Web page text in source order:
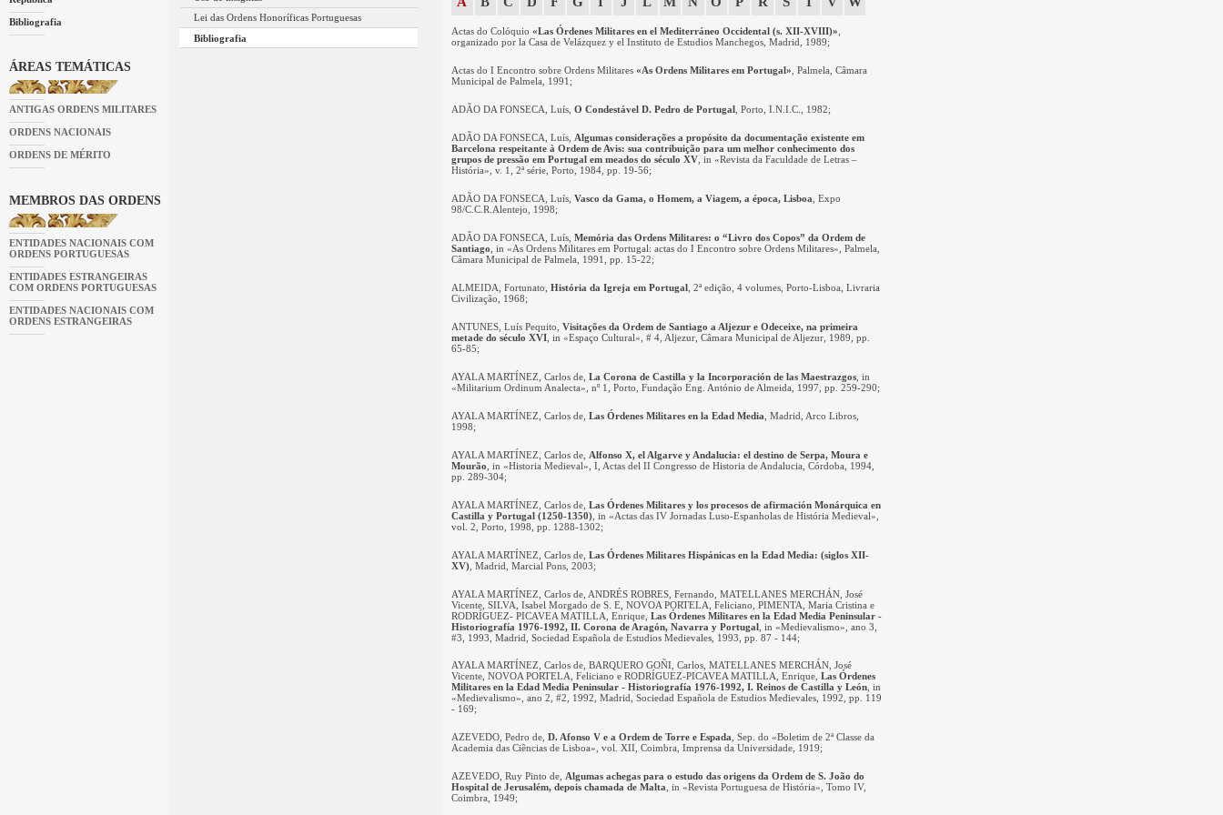
Bibliografia
ÁREAS TEMÁTICAS
ANTIGAS ORDENS MILITARES
ORDENS NACIONAIS
ORDENS DE MÉRITO
MEMBROS DAS ORDENS
ENTIDADES NACIONAIS COM
ORDENS PORTUGUESAS
ENTIDADES ESTRANGEIRAS
COM ORDENS PORTUGUESAS
ENTIDADES NACIONAIS COM
ORDENS ESTRANGEIRAS
Lei das Ordens Honoríficas Portuguesas
Bibliografia
Actas do Colóquio «Las Órdenes Militares en el Mediterráneo Occidental (s. XII-XVIII)»
organizado por la Casa de Velázquez y el Instituto de Estudios Manchegos, Madrid, 1989;
Actas do I Encontro sobre Ordens Militares «As Ordens Militares em Portugal» , Palmela, Câmara
Municipal de Palmela, 1991 ;
ADÃO DA FONSECA, Luís,O Condestável D. Pedro de Portugal , Porto, I.N.I.C., 1982;
ADÃO DA FONSECA, Luís, Algumas considerações a propósito da documentação existente em
Barcelona respeitante à Ordem de Avis: sua contribuição para um melhor conhecimento dos
grupos de pressão em Portugal em meados do século XV , in «Revista da Faculdade de Letras –
História», v. 1, 2ª série, Porto, 1984, pp. 19-56;
ADÃO DA FONSECA, Luís,Vasco da Gama, o Homem, a Viagem, a época, Lisboa , Expo
98/C.C.R.Alentejo, 1998;
ADÃO DA FONSECA, Luís,Memória das Ordens Militares: o “Livro dos Copos” da Ordem de
Santiago , in «As Ordens Militares em Portugal: actas do I Encontro sobre Ordens Militares», Palmela,
Câmara Municipal de Palmela, 1991, pp. 15-22;
ALMEIDA, Fortunato,História da Igreja em Portugal , 2ª edição, 4 volumes, Porto-Lisboa, Livraria
Civilização, 1968;
ANTUNES, Luís Pequito,Visitações da Ordem de Santiago a Aljezur e Odeceixe, na primeira
metade do século XVI , in «Espaço Cultural», # 4, Aljezur, Câmara Municipal de Aljezur, 1989, pp.
65-85;
AYALA MARTÍNEZ, Carlos de,La Corona de Castilla y la Incorporación de las Maestrazgos , in
«Militarium Ordinum Analecta», nº 1, Porto, Fundação Eng. António de Almeida, 1997, pp. 259-290;
AYALA MARTÍNEZ, Carlos de,Las Órdenes Militares en la Edad Media , Madrid, Arco Libros,
1998;
AYALA MARTÍNEZ, Carlos de, Alfonso X, el Algarve y Andalucia: el destino de Serpa, Moura e
Mourão , in «Historia Medieval», I, Actas del II Congresso de Historia de Andalucia, Córdoba, 1994,
pp. 289-304;
AYALA MARTÍNEZ, Carlos de,Las Órdenes Militares y los procesos de afirmación Monárquica en
Castilla y Portugal (1250-1350) , in «Actas das IV Jornadas Luso-Espanholas de História Medieval»,
vol. 2, Porto, 1998, pp. 1288-1302;
AYALA MARTÍNEZ, Carlos de,Las Órdenes Militares Hispánicas en la Edad Media: (siglos XII-
XV) , Madrid, Marcial Pons, 2003;
AYALA MARTÍNEZ, Carlos de, ANDRÉS ROBRES, Fernando, MATELLANES MERCHÁN, José
Vicente, SILVA, Isabel Morgado de S. E, NOVOA PORTELA, Feliciano, PIMENTA, Maria Cristina e
RODRÍGUEZ- PICAVEA MATILLA, Enrique,Las Órdenes Militares en la Edad Media Peninsular -
Historiografía 1976-1992, II. Corona de Aragón, Navarra y Portugal , in «Medievalismo», ano 3,
#3, 1993, Madrid, Sociedad Española de Estudios Medievales, 1993, pp. 87 - 144;
AYALA MARTÍNEZ, Carlos de, BARQUERO GOÑI, Carlos, MATELLANES MERCHÁN, José
Vicente, NOVOA PORTELA, Feliciano e RODRÍGUEZ-PICAVEA MATILLA, Enrique,Las Órdenes
Militares en la Edad Media Peninsular - Historiografía 1976-1992, I. Reinos de Castilla y León, in
«Medievalismo», ano 2, #2, 1992, Madrid, Sociedad Española de Estudios Medievales, 1992, pp. 119
- 169;
AZEVEDO, Pedro de,D. Afonso V e a Ordem de Torre e Espada, Sep. do «Boletim de 2ª Classe da
Academia das Ciências de Lisboa», vol. XII, Coimbra, Imprensa da Universidade, 1919;
AZEVEDO, Ruy Pinto de, Algumas achegas para o estudo das origens da Ordem de S. João do
Hospital de Jerusalém, depois chamada de Malta , in «Revista Portuguesa de História», Tomo IV,
Coimbra, 1949;